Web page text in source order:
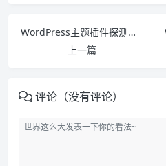
WordPress主题插件探测器：WordPress Scanner
上一篇
评论（没有评论）